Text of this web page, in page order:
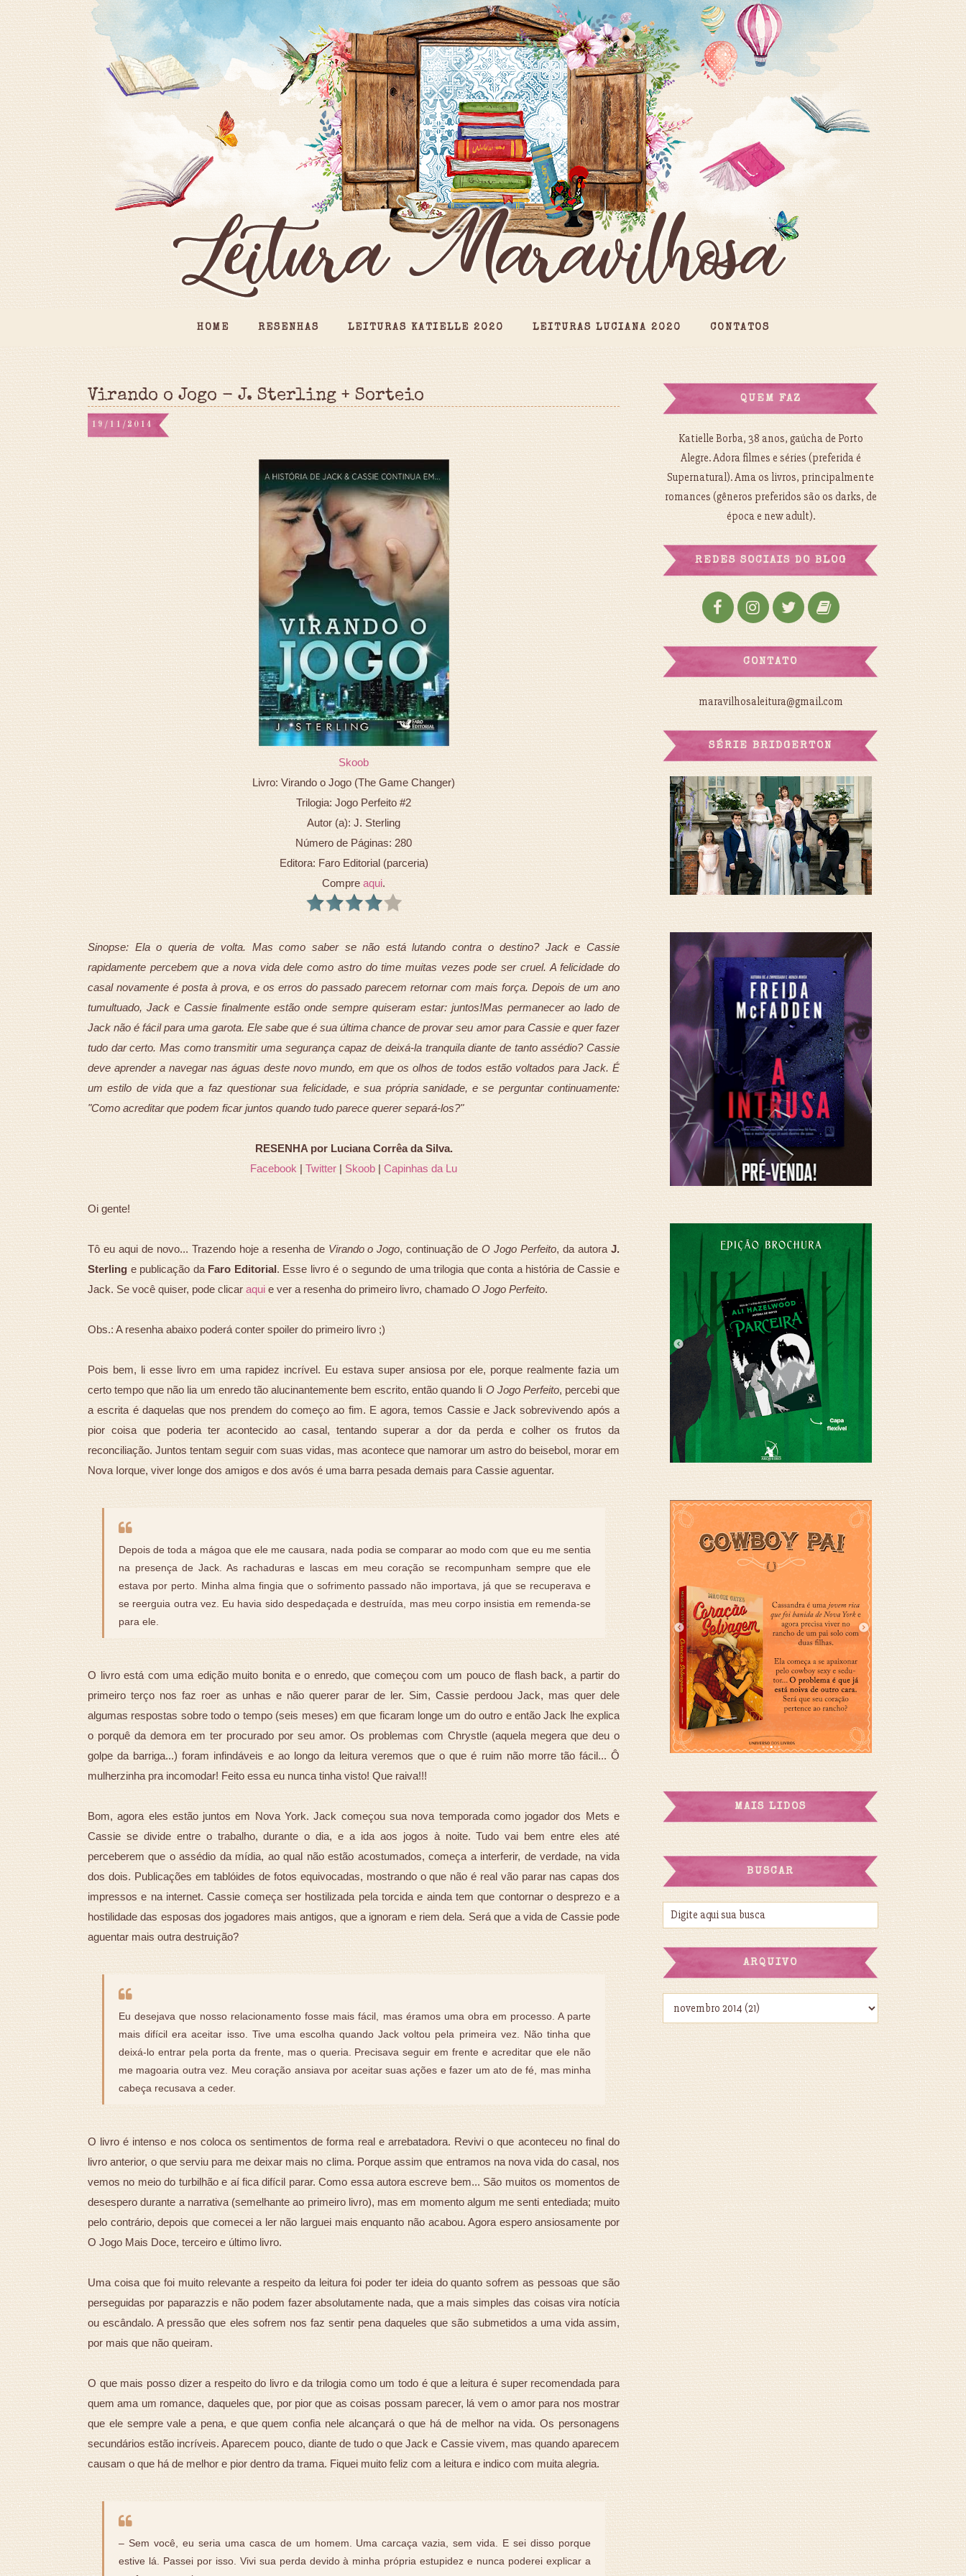
HOME RESENHAS LEITURAS KATIELLE 2020 LEITURAS LUCIANA 2020 CONTATOS
Virando o Jogo - J. Sterling + Sorteio
19/11/2014
Skoob
Livro: Virando o Jogo (The Game Changer)
Trilogia: Jogo Perfeito #2
Autor (a): J. Sterling
Número de Páginas: 280
Editora: Faro Editorial (parceria)
Compre aqui.
Sinopse: Ela o queria de volta. Mas como saber se não está lutando contra o destino? Jack e Cassie
rapidamente percebem que a nova vida dele como astro do time muitas vezes pode ser cruel. A felicidade do
casal novamente é posta à prova, e os erros do passado parecem retornar com mais força. Depois de um ano
tumultuado, Jack e Cassie finalmente estão onde sempre quiseram estar: juntos!Mas permanecer ao lado de
Jack não é fácil para uma garota. Ele sabe que é sua última chance de provar seu amor para Cassie e quer fazer
tudo dar certo. Mas como transmitir uma segurança capaz de deixá-la tranquila diante de tanto assédio? Cassie
deve aprender a navegar nas águas deste novo mundo, em que os olhos de todos estão voltados para Jack. É
um estilo de vida que a faz questionar sua felicidade, e sua própria sanidade, e se perguntar continuamente:
"Como acreditar que podem ficar juntos quando tudo parece querer separá-los?"
RESENHA por Luciana Corrêa da Silva.
Facebook|Twitter| Skoob | Capinhas da Lu
Oi gente!
Tô eu aqui de novo... Trazendo hoje a resenha deVirando o Jogo, continuação deO Jogo Perfeito, da autoraJ.
Sterling e publicação daFaro Editorial. Esse livro é o segundo de uma trilogia que conta a história de Cassie e
Jack. Se você quiser, pode clicaraquie ver a resenha do primeiro livro, chamado O Jogo Perfeito.
Obs.: A resenha abaixo poderá conter spoiler do primeiro livro ;)
Pois bem, li esse livro em uma rapidez incrível. Eu estava super ansiosa por ele, porque realmente fazia um
certo tempo que não lia um enredo tão alucinantemente bem escrito, então quando li O Jogo Perfeito, percebi que
a escrita é daquelas que nos prendem do começo ao fim. E agora, temos Cassie e Jack sobrevivendo após a
pior coisa que poderia ter acontecido ao casal, tentando superar a dor da perda e colher os frutos da
reconciliação. Juntos tentam seguir com suas vidas, mas acontece que namorar um astro do beisebol, morar em
Nova Iorque, viver longe dos amigos e dos avós é uma barra pesada demais para Cassie aguentar.
Depois de toda a mágoa que ele me causara, nada podia se comparar ao modo com que eu me sentia
na presença de Jack. As rachaduras e lascas em meu coração se recompunham sempre que ele
estava por perto. Minha alma fingia que o sofrimento passado não importava, já que se recuperava e
se reerguia outra vez. Eu havia sido despedaçada e destruída, mas meu corpo insistia em remenda-se
para ele.
O livro está com uma edição muito bonita e o enredo, que começou com um pouco de flash back, a partir do
primeiro terço nos faz roer as unhas e não querer parar de ler. Sim, Cassie perdoou Jack, mas quer dele
algumas respostas sobre todo o tempo (seis meses) em que ficaram longe um do outro e então Jack lhe explica
o porquê da demora em ter procurado por seu amor. Os problemas com Chrystle (aquela megera que deu o
golpe da barriga...) foram infindáveis e ao longo da leitura veremos que o que é ruim não morre tão fácil... Ô
mulherzinha pra incomodar! Feito essa eu nunca tinha visto! Que raiva!!!
Bom, agora eles estão juntos em Nova York. Jack começou sua nova temporada como jogador dos Mets e
Cassie se divide entre o trabalho, durante o dia, e a ida aos jogos à noite. Tudo vai bem entre eles até
perceberem que o assédio da mídia, ao qual não estão acostumados, começa a interferir, de verdade, na vida
dos dois. Publicações em tablóides de fotos equivocadas, mostrando o que não é real vão parar nas capas dos
impressos e na internet. Cassie começa ser hostilizada pela torcida e ainda tem que contornar o desprezo e a
hostilidade das esposas dos jogadores mais antigos, que a ignoram e riem dela. Será que a vida de Cassie pode
aguentar mais outra destruição?
Eu desejava que nosso relacionamento fosse mais fácil, mas éramos uma obra em processo. A parte
mais difícil era aceitar isso. Tive uma escolha quando Jack voltou pela primeira vez. Não tinha que
deixá-lo entrar pela porta da frente, mas o queria. Precisava seguir em frente e acreditar que ele não
me magoaria outra vez. Meu coração ansiava por aceitar suas ações e fazer um ato de fé, mas minha
cabeça recusava a ceder.
O livro é intenso e nos coloca os sentimentos de forma real e arrebatadora. Revivi o que aconteceu no final do
livro anterior, o que serviu para me deixar mais no clima. Porque assim que entramos na nova vida do casal, nos
vemos no meio do turbilhão e aí fica difícil parar. Como essa autora escreve bem... São muitos os momentos de
desespero durante a narrativa (semelhante ao primeiro livro), mas em momento algum me senti entediada; muito
pelo contrário, depois que comecei a ler não larguei mais enquanto não acabou. Agora espero ansiosamente por
O Jogo Mais Doce, terceiro e último livro.
Uma coisa que foi muito relevante a respeito da leitura foi poder ter ideia do quanto sofrem as pessoas que são
perseguidas por paparazzis e não podem fazer absolutamente nada, que a mais simples das coisas vira notícia
ou escândalo. A pressão que eles sofrem nos faz sentir pena daqueles que são submetidos a uma vida assim,
por mais que não queiram.
O que mais posso dizer a respeito do livro e da trilogia como um todo é que a leitura é super recomendada para
quem ama um romance, daqueles que, por pior que as coisas possam parecer, lá vem o amor para nos mostrar
que ele sempre vale a pena, e que quem confia nele alcançará o que há de melhor na vida. Os personagens
secundários estão incríveis. Aparecem pouco, diante de tudo o que Jack e Cassie vivem, mas quando aparecem
causam o que há de melhor e pior dentro da trama. Fiquei muito feliz com a leitura e indico com muita alegria.
– Sem você, eu seria uma casca de um homem. Uma carcaça vazia, sem vida. E sei disso porque
estive lá. Passei por isso. Vivi sua perda devido à minha própria estupidez e nunca poderei explicar a
QUEM FAZ
Katielle Borba, 38 anos, gaúcha de Porto
Alegre. Adora filmes e séries (preferida é
Supernatural). Ama os livros, principalmente
romances (gêneros preferidos são os darks, de
época e new adult).
REDES SOCIAIS DO BLOG
CONTATO
maravilhosaleitura@gmail.com
SÉRIE BRIDGERTON
MAIS LIDOS
BUSCAR
ARQUIVO